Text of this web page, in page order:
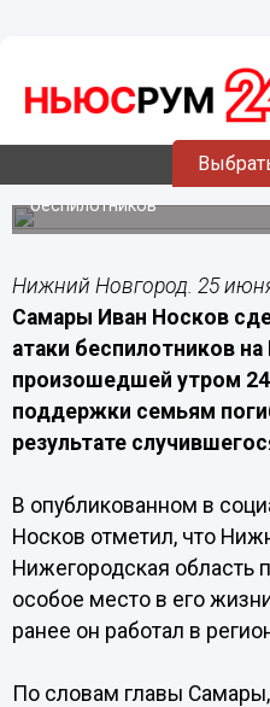
Мэр Самары
соболезнования
Нижний Новгород
Иван Носков обратился к
пострадавшим после
беспилотников
Нижний Новгород. 25
Самары Иван Носков
атаки беспилотников
произошедшей утром
поддержки семьям
результате
В опубликованном в
Носков отметил, что
Нижегородская
особое место в его
ранее он работал в
По словам главы